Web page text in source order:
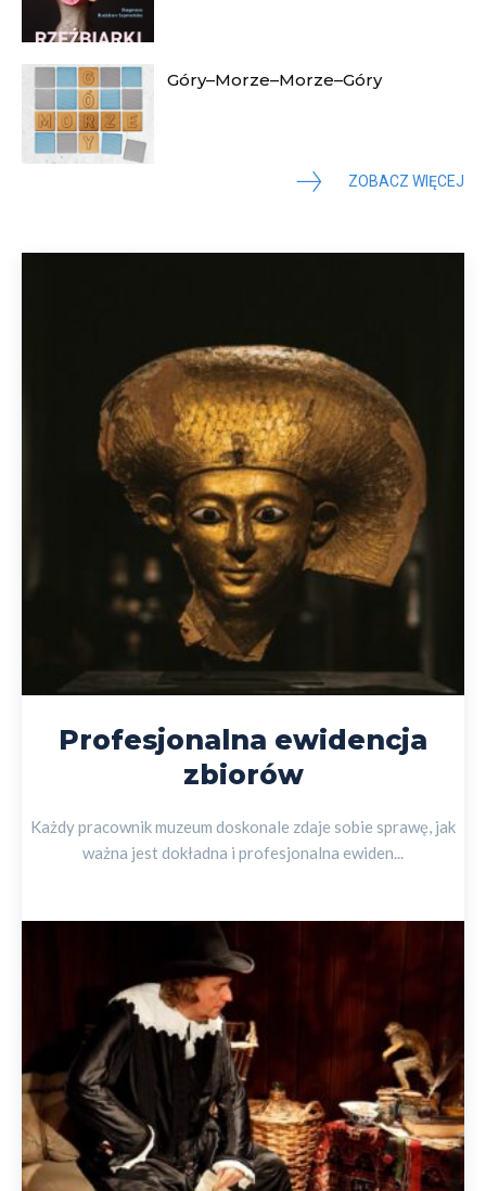
Góry–Morze–Morze–Góry
ZOBACZ WIĘCEJ
Profesjonalna ewidencja
zbiorów
Każdy pracownik muzeum doskonale zdaje sobie sprawę, jak
ważna jest dokładna i profesjonalna ewiden...